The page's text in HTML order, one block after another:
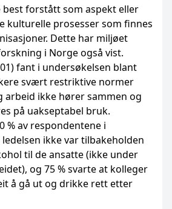
forstått som aspekt eller
kulturelle prosesser som finnes
Dette har miljøet
i Norge også vist.
fant i undersøkelsen blant
svært restriktive normer
arbeid ikke hører sammen og
på uakseptabel bruk.
% av respondentene i
ikke var tilbake­holden
til de ansatte (ikke under
og 75 % svarte at kolleger
å gå ut og drikke rett etter